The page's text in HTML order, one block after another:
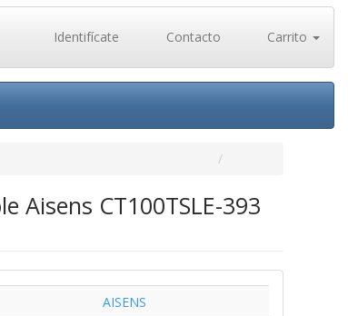
Identifícate Contacto Carrito
Aisens CT100TSLE-393
AISENS